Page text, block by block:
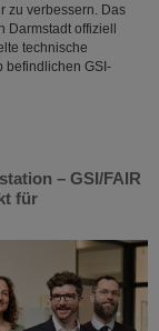
zu verbessern. Das
Darmstadt offiziell
technische
befindlichen GSI-
– GSI/FAIR
für